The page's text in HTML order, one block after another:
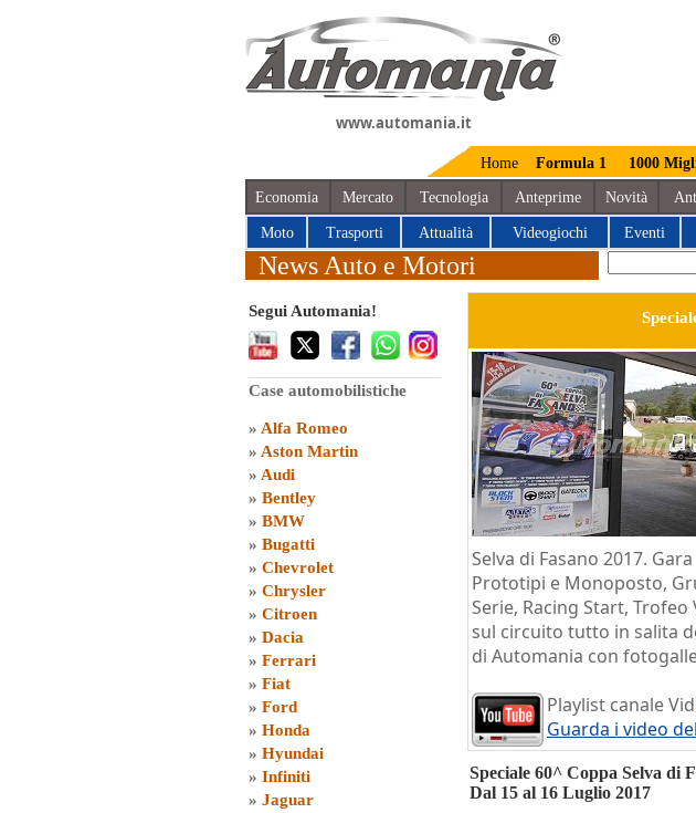
www.automania.it
Home Formula 1 1000
Economia Mercato Tecnologia Anteprime Novità
Moto Trasporti Attualità Videogiochi Eventi
News Auto e Motori
Segui Automania!
Case automobilistiche
» Alfa Romeo
» Aston Martin
» Audi
» Bentley
» BMW
» Bugatti
» Chevrolet
» Chrysler
» Citroen
» Dacia
» Ferrari
» Fiat
» Ford
» Honda
» Hyundai
» Infiniti
» Jaguar
Selva di Fasano 2017.
Prototipi e Monoposto,
Serie, Racing Start,
sul circuito tutto in salita
di Automania con
Playlist canale
Guarda i video
Speciale 60^ Coppa Selva di
Dal 15 al 16 Luglio 2017